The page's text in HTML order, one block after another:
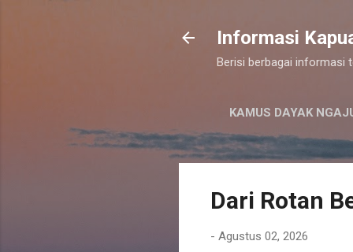
Informasi
Berisi berbagai informasi
KAMUS DAYAK
Dari Rotan
- Agustus 02, 2026